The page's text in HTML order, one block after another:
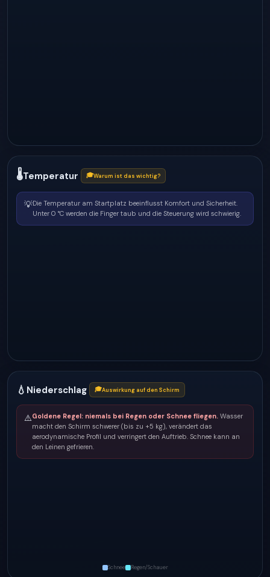
🌡Temperatur 🎓Warum ist das wichtig?
💡Die Temperatur am Startplatz beeinflusst Komfort und Sicherheit.
Unter 0 °C werden die Finger taub und die Steuerung wird schwierig.
💧 Niederschlag 🎓Auswirkung auf den Schirm
⚠️Goldene Regel: niemals bei Regen oder Schnee fliegen. Wasser
macht den Schirm schwerer (bis zu +5 kg), verändert das
aerodynamische Profil und verringert den Auftrieb. Schnee kann an
den Leinen gefrieren.
Schnee Regen/Schauer